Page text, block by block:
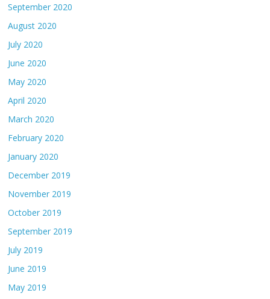
September 2020
August 2020
July 2020
June 2020
May 2020
April 2020
March 2020
February 2020
January 2020
December 2019
November 2019
October 2019
September 2019
July 2019
June 2019
May 2019